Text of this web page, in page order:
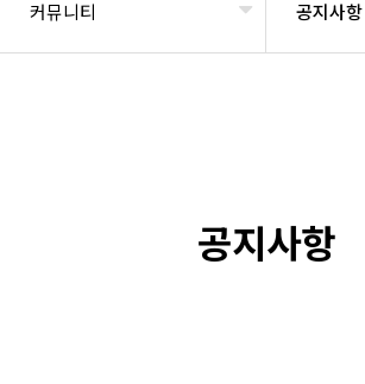
커뮤니티 공지사항
공지사항